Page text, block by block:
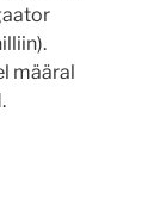
määral